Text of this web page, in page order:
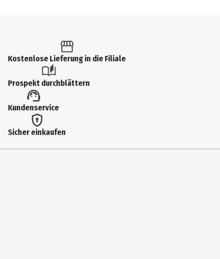
Kostenlose Lieferung in die Filiale
Prospekt durchblättern
Kundenservice
Sicher einkaufen